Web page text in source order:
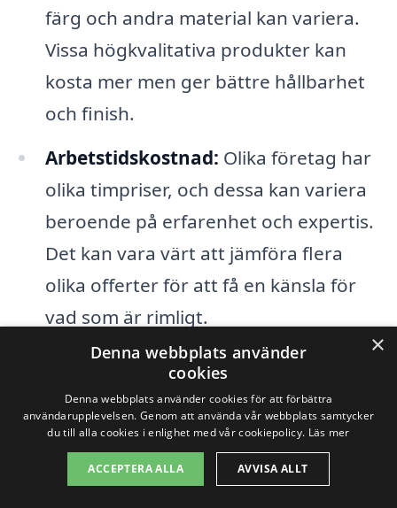
färg och andra material kan variera.
Vissa högkvalitativa produkter kan
kosta mer men ger bättre hållbarhet
och finish.
Arbetstidskostnad: Olika företag har
olika timpriser, och dessa kan variera
beroende på erfarenhet och expertis.
Det kan vara värt att jämföra flera
olika offerter för att få en känsla för
vad som är rimligt.
När du letar efter företag för
fönstermålning i Danmark, är det bra att
få flera offerter och fråga om detaljerad
information kring vad som ingår i priset.
×
Denna webbplats använder
cookies
Denna webbplats använder cookies för att förbättra
användarupplevelsen. Genom att använda vår webbplats samtycker
du till alla cookies i enlighet med vår cookiepolicy. Läs mer
ACCEPTERA ALLA AVVISA ALLT